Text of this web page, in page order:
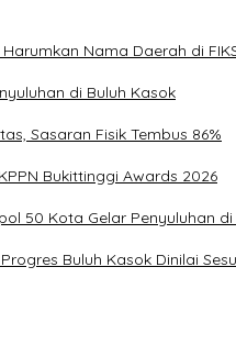
Nama Daerah di
di Buluh Kasok
Sasaran Fisik Tembus 86%
Bukittinggi Awards 2026
50 Kota Gelar Penyuluhan
Buluh Kasok Dinilai